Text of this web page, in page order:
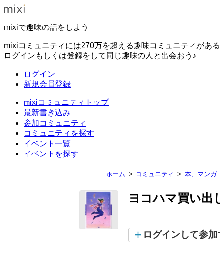
mixiで趣味の話をしよう
mixiコミュニティには270万を超える趣味コミュニティがあ
ログインもしくは登録をして同じ趣味の人と出会おう♪
ログイン
新規会員登録
mixiコミュニティトップ
最新書き込み
参加コミュニティ
コミュニティを探す
イベント一覧
イベントを探す
ホーム コミュニティ 本、マンガ
ヨコハマ買い出
ログインして参加